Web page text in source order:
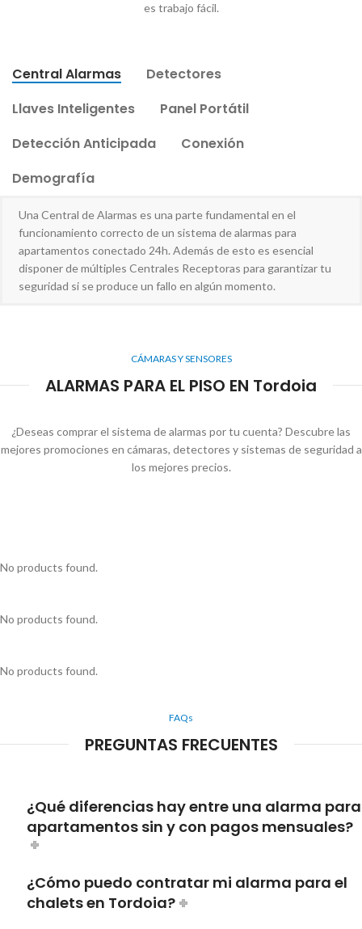
es trabajo fácil.
Central Alarmas
Detectores
Llaves Inteligentes
Panel Portátil
Detección Anticipada
Conexión
Demografía
Una Central de Alarmas es una parte fundamental en el
funcionamiento correcto de un sistema de alarmas para
apartamentos conectado 24h. Además de esto es esencial
disponer de múltiples Centrales Receptoras para garantizar tu
seguridad si se produce un fallo en algún momento.
CÁMARAS Y SENSORES
ALARMAS PARA EL PISO EN Tordoia
¿Deseas comprar el sistema de alarmas por tu cuenta? Descubre las
mejores promociones en cámaras, detectores y sistemas de seguridad a
los mejores precios.
No products found.
No products found.
No products found.
FAQs
PREGUNTAS FRECUENTES
¿Qué diferencias hay entre una alarma para
apartamentos sin y con pagos mensuales?
¿Cómo puedo contratar mi alarma para el
chalets en Tordoia?